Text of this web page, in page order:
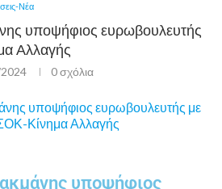
Νέα
υποψήφιος ευρωβουλευτής
Αλλαγής
0 σχόλια
υποψήφιος